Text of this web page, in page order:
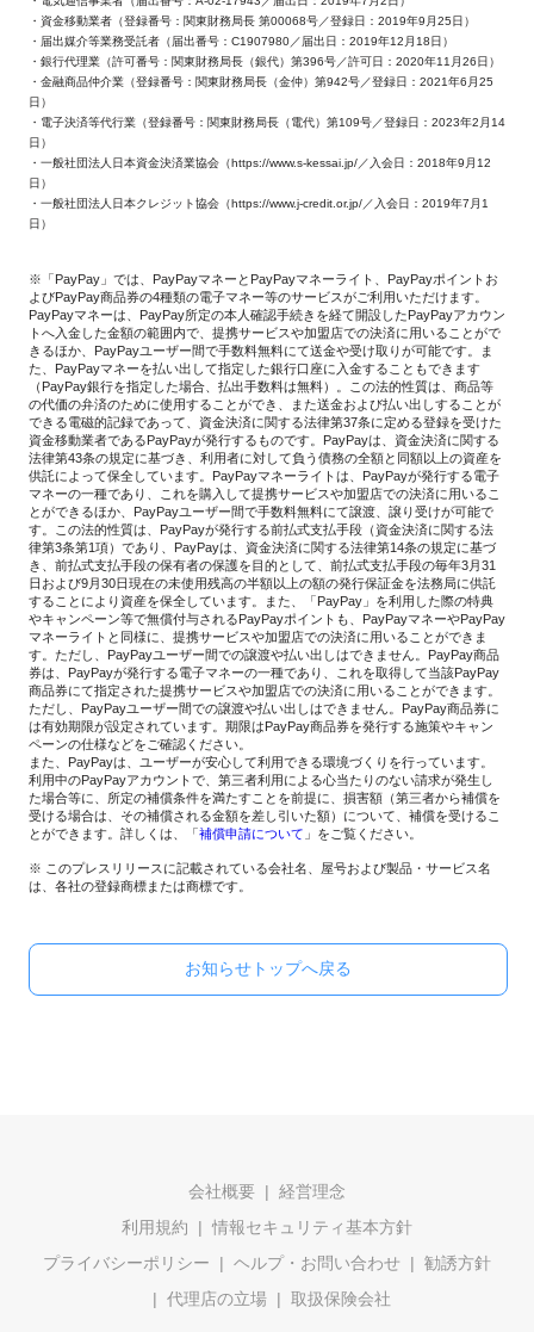
・資金移動業者（登録番号：関東財務局長 第00068号／登録日：2019年9月25日）
・届出媒介等業務受託者（届出番号：C1907980／届出日：2019年12月18日）
・銀行代理業（許可番号：関東財務局長（銀代）第396号／許可日：2020年11月26日）
・金融商品仲介業（登録番号：関東財務局長（金仲）第942号／登録日：2021年6月25
日）
・電子決済等代行業（登録番号：関東財務局長（電代）第109号／登録日：2023年2月14
日）
・一般社団法人日本資金決済業協会（https://www.s-kessai.jp/／入会日：2018年9月12
日）
・一般社団法人日本クレジット協会（https://www.j-credit.or.jp/／入会日：2019年7月1
日）
※「PayPay」では、PayPayマネーとPayPayマネーライト、PayPayポイントお
よびPayPay商品券の4種類の電子マネー等のサービスがご利用いただけます。
PayPayマネーは、PayPay所定の本人確認手続きを経て開設したPayPayアカウン
トへ入金した金額の範囲内で、提携サービスや加盟店での決済に用いることがで
きるほか、PayPayユーザー間で手数料無料にて送金や受け取りが可能です。ま
た、PayPayマネーを払い出して指定した銀行口座に入金することもできます
（PayPay銀行を指定した場合、払出手数料は無料）。この法的性質は、商品等
の代価の弁済のために使用することができ、また送金および払い出しすることが
できる電磁的記録であって、資金決済に関する法律第37条に定める登録を受けた
資金移動業者であるPayPayが発行するものです。PayPayは、資金決済に関する
法律第43条の規定に基づき、利用者に対して負う債務の全額と同額以上の資産を
供託によって保全しています。PayPayマネーライトは、PayPayが発行する電子
マネーの一種であり、これを購入して提携サービスや加盟店での決済に用いるこ
とができるほか、PayPayユーザー間で手数料無料にて譲渡、譲り受けが可能で
す。この法的性質は、PayPayが発行する前払式支払手段（資金決済に関する法
律第3条第1項）であり、PayPayは、資金決済に関する法律第14条の規定に基づ
き、前払式支払手段の保有者の保護を目的として、前払式支払手段の毎年3月31
日および9月30日現在の未使用残高の半額以上の額の発行保証金を法務局に供託
することにより資産を保全しています。また、「PayPay」を利用した際の特典
やキャンペーン等で無償付与されるPayPayポイントも、PayPayマネーやPayPay
マネーライトと同様に、提携サービスや加盟店での決済に用いることができま
す。ただし、PayPayユーザー間での譲渡や払い出しはできません。PayPay商品
券は、PayPayが発行する電子マネーの一種であり、これを取得して当該PayPay
商品券にて指定された提携サービスや加盟店での決済に用いることができます。
ただし、PayPayユーザー間での譲渡や払い出しはできません。PayPay商品券に
は有効期限が設定されています。期限はPayPay商品券を発行する施策やキャン
ペーンの仕様などをご確認ください。
また、PayPayは、ユーザーが安心して利用できる環境づくりを行っています。
利用中のPayPayアカウントで、第三者利用による心当たりのない請求が発生し
た場合等に、所定の補償条件を満たすことを前提に、損害額（第三者から補償を
受ける場合は、その補償される金額を差し引いた額）について、補償を受けるこ
とができます。詳しくは、「 補償申請について 」をご覧ください。
※ このプレスリリースに記載されている会社名、屋号および製品・サービス名
は、各社の登録商標または商標です。
お知らせトップへ戻る
会社概要
経営理念
利用規約
情報セキュリティ基本方針
プライバシーポリシー
ヘルプ・お問い合わせ
勧誘方針
代理店の立場
取扱保険会社